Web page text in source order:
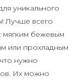
уникального
Лучше всего
мягким бежевым
или прохладным
нужно
Их можно